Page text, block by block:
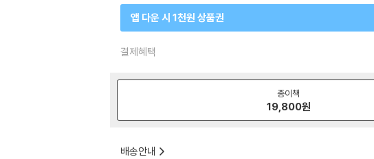
앱 다운 시 1천원 상품권
결제혜택
종이책
19,800원
배송안내